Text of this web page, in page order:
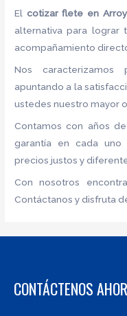
El cotizar flete en
alternativa para lograr
acompañamiento
Nos
apuntando a la
ustedes nuestro mayor
Contamos con años
garantía en cada uno
precios justos y
Con nosotros
Contáctanos y disfruta
CONTÁCTENOS